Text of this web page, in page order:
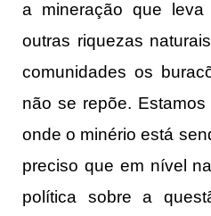
a mineração que
outras riquezas
comunidades os
não se repõe.
onde o minério está
preciso que em nível
política sobre a